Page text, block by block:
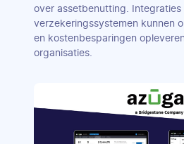
over assetbenutting. Integraties
verzekeringssystemen kunnen
en kostenbesparingen
organisaties.